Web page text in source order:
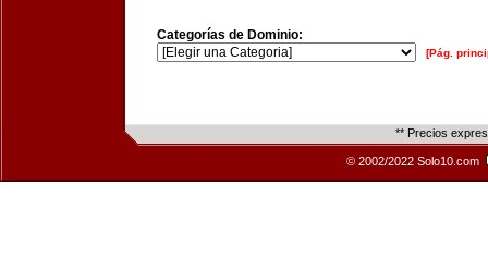
Categorías de Dominio:
[Pág.
** Precios
© 2002/2022 Solo10.com